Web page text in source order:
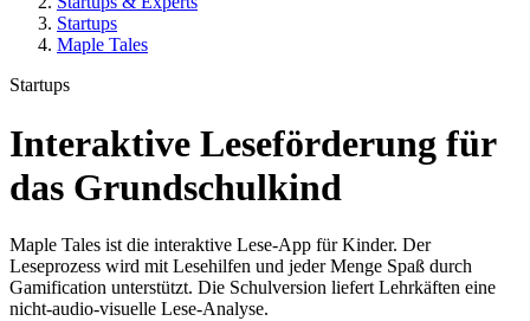
Startups
Maple Tales
Startups
Interaktive Leseförderung für
das Grundschulkind
Maple Tales ist die interaktive Lese-App für Kinder. Der
Leseprozess wird mit Lesehilfen und jeder Menge Spaß durch
Gamification unterstützt. Die Schulversion liefert Lehrkäften eine
nicht-audio-visuelle Lese-Analyse.